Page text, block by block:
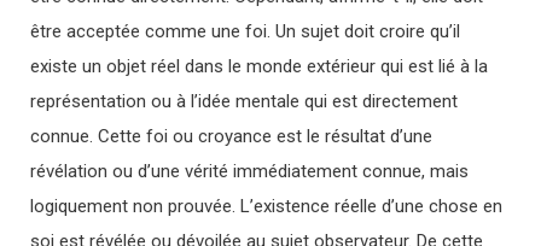
être acceptée comme une foi. Un sujet doit croire qu’il
existe un objet réel dans le monde extérieur qui est lié à la
représentation ou à l’idée mentale qui est directement
connue. Cette foi ou croyance est le résultat d’une
révélation ou d’une vérité immédiatement connue, mais
logiquement non prouvée. L’existence réelle d’une chose en
soi est révélée ou dévoilée au sujet observateur. De cette